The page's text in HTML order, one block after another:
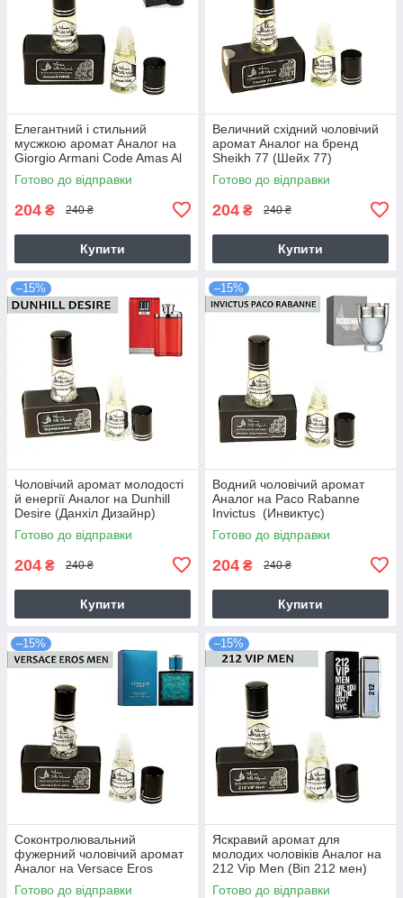
Елегантний і стильний
мусжкою аромат Аналог на
Giorgio Armani Code Amas Al
Ajmal
Готово до відправки
204 ₴ 240 ₴
Купити
Величний східний чоловічий
аромат Аналог на бренд
Sheikh 77 (Шейх 77)
Готово до відправки
204 ₴ 240 ₴
Купити
–15%
Чоловічий аромат молодості
й енергії Аналог на Dunhill
Desire (Данхіл Дизайнр)
Готово до відправки
204 ₴ 240 ₴
Купити
–15%
Водний чоловічий аромат
Аналог на Paco Rabanne
Invictus (Инвиктус)
Готово до відправки
204 ₴ 240 ₴
Купити
–15%
Соконтролювальний
фужерний чоловічий аромат
Аналог на Versace Eros
(Версаче Ерос)
Готово до відправки
–15%
Яскравий аромат для
молодих чоловіків Аналог на
212 Vip Men (Віп 212 мен)
Готово до відправки